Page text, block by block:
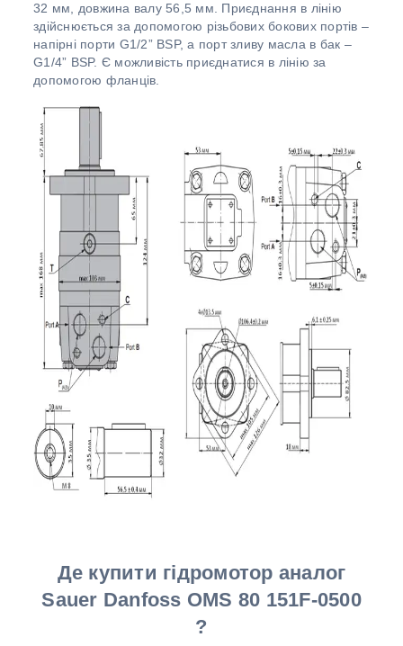
32 мм, довжина валу 56,5 мм. Приєднання в лінію
здійснюється за допомогою різьбових бокових портів –
напірні порти G1/2” BSP, а порт зливу масла в бак –
G1/4” BSP. Є можливість приєднатися в лінію за
допомогою фланців.
Де купити гідромотор аналог
Sauer Danfoss OMS 80 151F-0500
?